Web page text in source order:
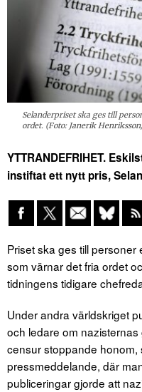
Selanderpriset ska ges till
ordet. (Foto: Janerik
YTTRANDEFRIHET.
instiftat ett nytt pris,
Priset ska ges till
som värnar det fria ordet
tidningens tidigare
Under andra världskriget
och ledare om
censur stoppande honom,
pressmeddelande, där
publiceringar gjorde att